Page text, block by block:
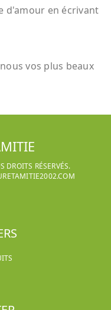
d'amour en écrivant
vos plus beaux
DROITS RÉSERVÉS.